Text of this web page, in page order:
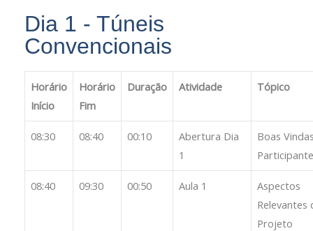
Dia 1 - Túneis
Convencionais
Horário
Início
Horário
Fim
Duração Atividade Tópico
08:30 08:40 00:10
Abertura Dia
1
Boas
08:40 09:30 00:50 Aula 1
Aspectos
Relevantes
Projeto